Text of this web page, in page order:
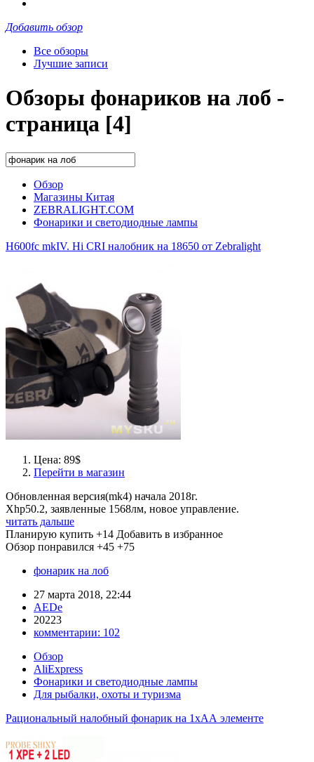
Добавить обзор
Все обзоры
Лучшие записи
Обзоры фонариков на лоб -
страница [4]
Обзор
Магазины Китая
ZEBRALIGHT.COM
Фонарики и светодиодные лампы
H600fc mkIV. Hi CRI налобник на 18650 от Zebralight
Цена: 89$
Перейти в магазин
Обновленная версия(mk4) начала 2018г.
Xhp50.2, заявленные 1568лм, новое управление.
читать дальше
Планирую купить +14 Добавить в избранное
Обзор понравился +45 +75
фонарик на лоб
27 марта 2018, 22:44
AEDe
20223
комментарии: 102
Обзор
AliExpress
Фонарики и светодиодные лампы
Для рыбалки, охоты и туризма
Рациональный налобный фонарик на 1хАА элементе